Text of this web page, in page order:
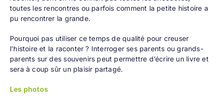
toutes les rencontres ou parfois comment la petite histoire a
pu rencontrer la grande.
Pourquoi pas utiliser ce temps de qualité pour creuser
l’histoire et la raconter ? Interroger ses parents ou grands-
parents sur des souvenirs peut permettre d’écrire un livre et
sera à coup sûr un plaisir partagé.
Les photos